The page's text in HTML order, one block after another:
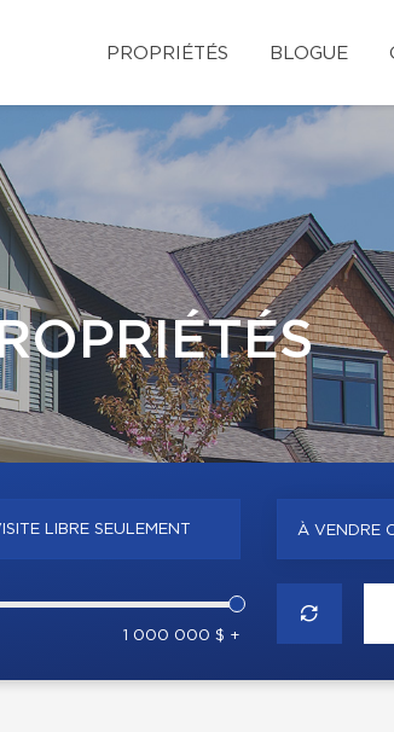
PROPRIÉTÉS BLOGUE
LIBRE SEULEMENT À VENDRE
1 000 000 $ +